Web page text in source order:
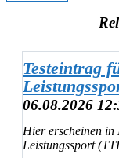
Testeintrag
06.08.2026
Hier erscheinen in
Leistungssport